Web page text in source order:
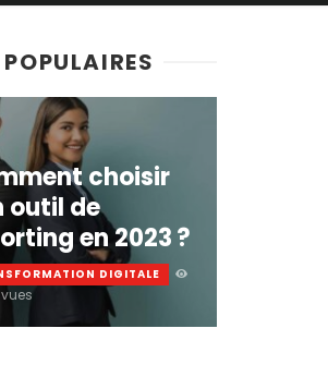
POPULAIRES
choisir
outil de
en 2023 ?
DIGITALE